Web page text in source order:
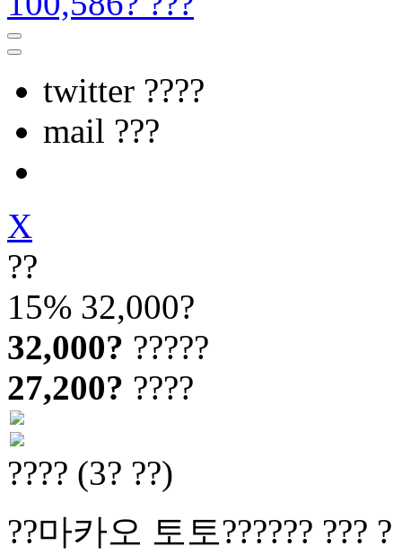
twitter ????
mail ???
X
??
15% 32,000?
32,000? ?????
27,200? ????
???? (3? ??)
??마카오 토토?????? ??? ?